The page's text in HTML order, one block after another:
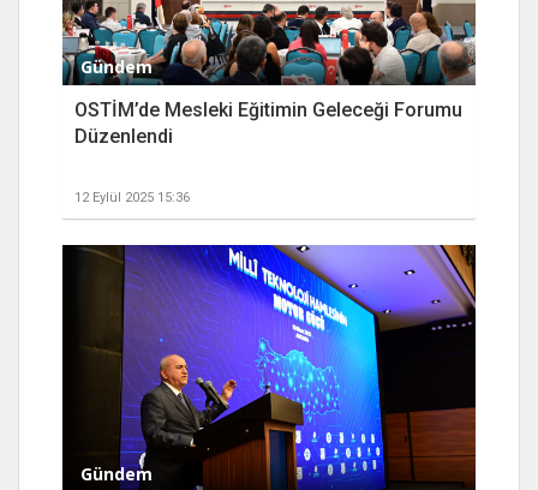
Gündem
OSTİM’de Mesleki Eğitimin Geleceği Forumu
Düzenlendi
12 Eylül 2025 15:36
Gündem